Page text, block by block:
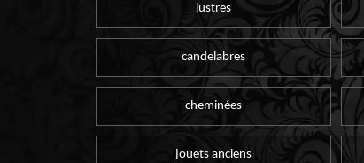
lustres
candelabres
cheminées
jouets anciens